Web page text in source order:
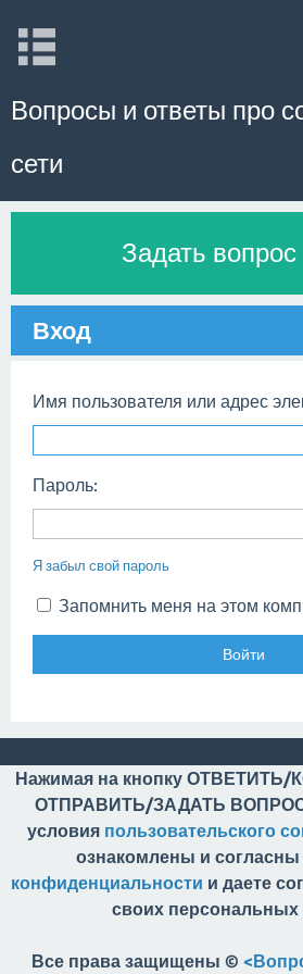
Вопросы и ответы про
сети
Задать вопрос
Вход
Имя пользователя или адрес
Пароль:
Я забыл свой пароль
Запомнить меня на этом
Нажимая на кнопку
ОТПРАВИТЬ/ЗАДАТЬ
условия пользовательского
ознакомлены и согласны
конфиденциальности и даете
своих
Все права защищены ©